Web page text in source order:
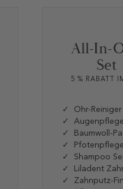
All-In-
Set
5 % RABATT
Ohr-Reiniger
Baumwoll-
Shampoo
Liladent
Zahnputz-